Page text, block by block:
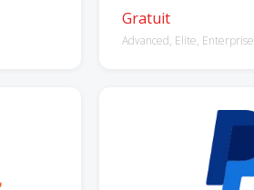
Gratuit
Advanced, Elite, Enterprise